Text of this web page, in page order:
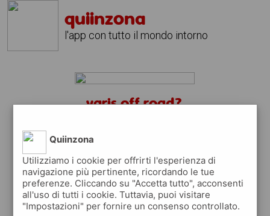
quiinzona
l'app con tutto il mondo intorno
yaris off road?
↴
scarica gratis app
Quiinzona
Utilizziamo i cookie per offrirti l'esperienza di
navigazione più pertinente, ricordando le tue
preferenze. Cliccando su "Accetta tutto", acconsenti
all'uso di tutti i cookie. Tuttavia, puoi visitare
"Impostazioni" per fornire un consenso controllato.